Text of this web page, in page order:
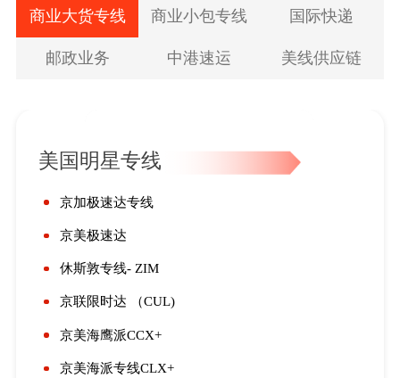
商业大货专线 商业小包专线 国际快递
邮政业务 中港速运 美线供应链
美国明星专线
京加极速达专线
京美极速达
休斯敦专线- ZIM
京联限时达 （CUL)
京美海鹰派CCX+
京美海派专线CLX+